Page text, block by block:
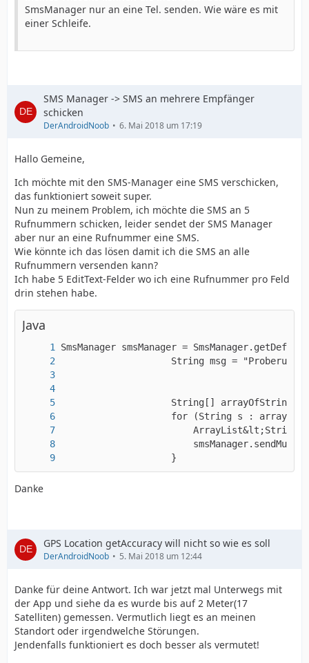
SmsManager nur an eine Tel. senden. Wie wäre es mit
einer Schleife.
SMS Manager -> SMS an mehrere Empfänger
schicken
DerAndroidNoob 6. Mai 2018 um 17:19
Hallo Gemeine,
Ich möchte mit den SMS-Manager eine SMS verschicken,
das funktioniert soweit super.
Nun zu meinem Problem, ich möchte die SMS an 5
Rufnummern schicken, leider sendet der SMS Manager
aber nur an eine Rufnummer eine SMS.
Wie könnte ich das lösen damit ich die SMS an alle
Rufnummern versenden kann?
Ich habe 5 EditText-Felder wo ich eine Rufnummer pro Feld
drin stehen habe.
Java
                    }
Danke
GPS Location getAccuracy will nicht so wie es soll
DerAndroidNoob 5. Mai 2018 um 12:44
Danke für deine Antwort. Ich war jetzt mal Unterwegs mit
der App und siehe da es wurde bis auf 2 Meter(17
Satelliten) gemessen. Vermutlich liegt es an meinen
Standort oder irgendwelche Störungen.
Jendenfalls funktioniert es doch besser als vermutet!